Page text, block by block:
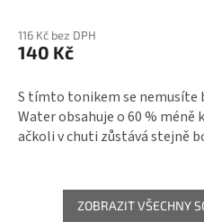
116 Kč bez DPH
140 Kč
S tímto tonikem se nemusíte
Water obsahuje o 60 %
ačkoli v chuti zůstává stejně
ZOBRAZIT VŠECHNY